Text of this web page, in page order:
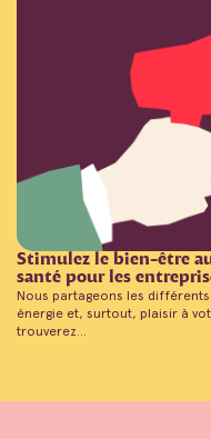
Stimulez le bien-être
santé pour les
Nous partageons les
énergie et, surtout, plaisir à
trouverez...